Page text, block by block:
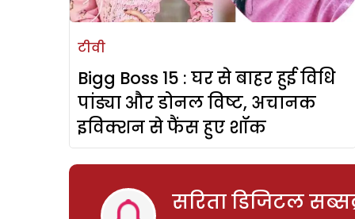
टीवी
Bigg Boss 15 : घर से बाहर हुई विधि
पांड्या और डोनल विष्ट, अचानक
इविक्शन से फैंस हुए शॉक
सरिता डिजिटल